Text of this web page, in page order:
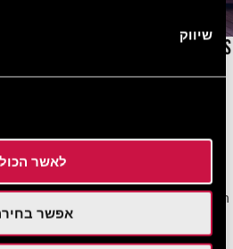
שיווק
לאשר הכול
אפשר
NYX ESPERIA PALACE ATHENS
הירשמו לניוזלטר שלנו וקבלו את כל המבצעים,
למייל